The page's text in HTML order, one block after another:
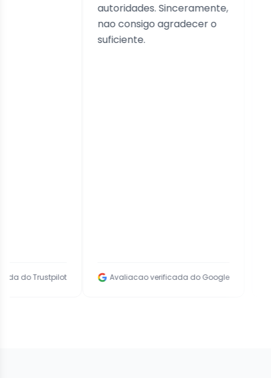
autoridades. Sinceramente,
nao consigo agradecer o
suficiente.
Avaliacao verificada do Google